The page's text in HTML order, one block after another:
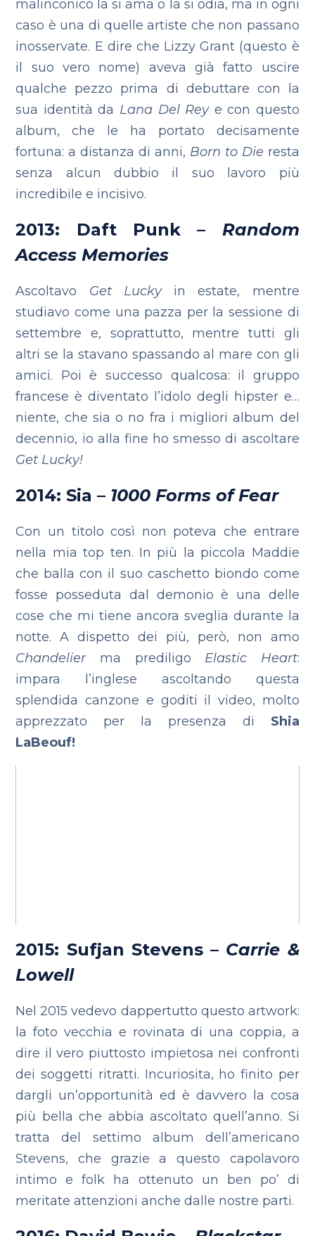
malinconico la si ama o la si odia, ma in ogni
caso è una di quelle artiste che non passano
inosservate. E dire che Lizzy Grant (questo è
il suo vero nome) aveva già fatto uscire
qualche pezzo prima di debuttare con la
sua identità da Lana Del Rey e con questo
album, che le ha portato decisamente
fortuna: a distanza di anni, Born to Die resta
senza alcun dubbio il suo lavoro più
incredibile e incisivo.
2013: Daft Punk – Random
Access Memories
Ascoltavo Get Luckyin estate, mentre
studiavo come una pazza per la sessione di
settembre e, soprattutto, mentre tutti gli
altri se la stavano spassando al mare con gli
amici. Poi è successo qualcosa: il gruppo
francese è diventato l’idolo degli hipster e…
niente, che sia o no fra i migliori album del
decennio, io alla fine ho smesso di ascoltare
Get Lucky!
2014: Sia – 1000 Forms of Fear
Con un titolo così non poteva che entrare
nella mia top ten. In più la piccola Maddie
che balla con il suo caschetto biondo come
fosse posseduta dal demonio è una delle
cose che mi tiene ancora sveglia durante la
notte. A dispetto dei più, però, non amo
Chandelierma prediligo Elastic Heart:
impara l’inglese ascoltando questa
splendida canzone e goditi il video, molto
apprezzato per la presenza di Shia
LaBeouf!
2015: Sufjan Stevens – Carrie &
Lowell
Nel 2015 vedevo dappertutto questo artwork:
la foto vecchia e rovinata di una coppia, a
dire il vero piuttosto impietosa nei confronti
dei soggetti ritratti. Incuriosita, ho finito per
dargli un’opportunità ed è davvero la cosa
più bella che abbia ascoltato quell’anno. Si
tratta del settimo album dell’americano
Stevens, che grazie a questo capolavoro
intimo e folk ha ottenuto un ben po’ di
meritate attenzioni anche dalle nostre parti.